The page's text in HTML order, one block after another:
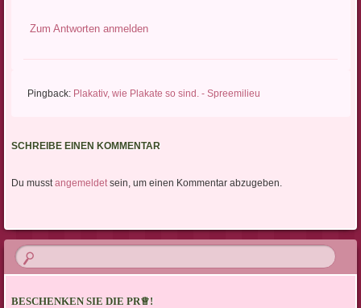
Zum Antworten anmelden
Pingback: Plakativ, wie Plakate so sind. - Spreemilieu
SCHREIBE EINEN KOMMENTAR
Du musst angemeldetsein, um einen Kommentar abzugeben.
BESCHENKEN SIE DIE PR♕!